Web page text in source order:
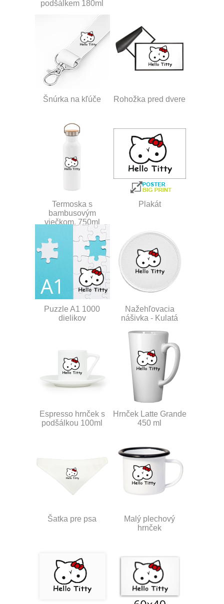
podšálkem 180ml
Šnúrka na kľúče Rohožka pred dvere
Termoska s
bambusovým
viečkom, 750ml
Plakát
Puzzle A1 1000
dielikov
Nažehľovacia
nášivka - Kulatá
Espresso hrnček s
podšálkou 100ml
Hrnček Latte Grande
450 ml
Šatka pre psa
Malý plechový
hrnček